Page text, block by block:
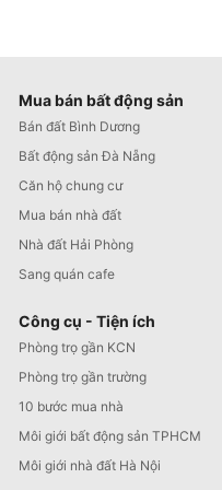
Mua bán bất động sản
Bán đất Bình Dương
Bất động sản Đà Nẵng
Căn hộ chung cư
Mua bán nhà đất
Nhà đất Hải Phòng
Sang quán cafe
Công cụ - Tiện ích
Phòng trọ gần KCN
Phòng trọ gần trường
10 bước mua nhà
Môi giới bất động sản TPHCM
Môi giới nhà đất Hà Nội